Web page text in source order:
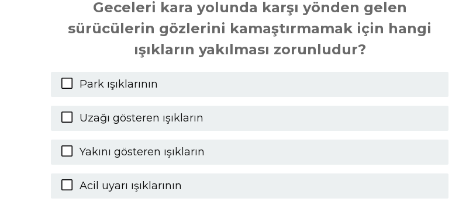
Geceleri kara yolunda karşı yönden gelen
sürücülerin gözlerini kamaştırmamak için hangi
ışıkların yakılması zorunludur?
Park ışıklarının
Uzağı gösteren ışıkların
Yakını gösteren ışıkların
Acil uyarı ışıklarının